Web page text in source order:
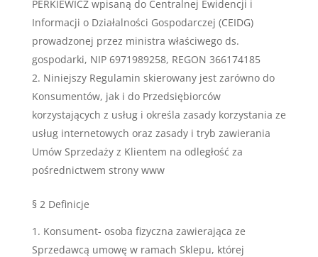
PERKIEWICZ wpisaną do Centralnej Ewidencji i
Informacji o Działalności Gospodarczej (CEIDG)
prowadzonej przez ministra właściwego ds.
gospodarki, NIP 6971989258, REGON 366174185
Niniejszy Regulamin skierowany jest zarówno do
Konsumentów, jak i do Przedsiębiorców
korzystających z usług i określa zasady korzystania ze
usług internetowych oraz zasady i tryb zawierania
Umów Sprzedaży z Klientem na odległość za
pośrednictwem strony www
§ 2 Definicje
Konsument- osoba fizyczna zawierająca ze
Sprzedawcą umowę w ramach Sklepu, której